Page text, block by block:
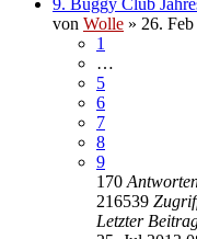
von Wolle » 26.
1
…
5
6
7
8
9
170
216539
Letzter